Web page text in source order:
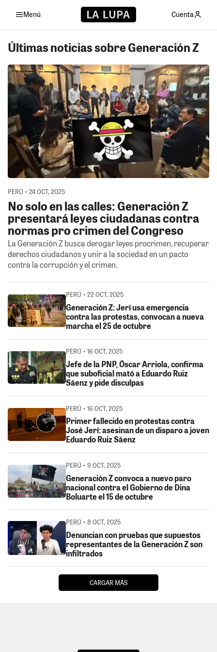
Menú Cuenta
Últimas noticias sobre Generación Z
PERÚ • 24 OCT, 2025
No solo en las calles: Generación Z
presentará leyes ciudadanas contra
normas pro crimen del Congreso
La Generación Z busca derogar leyes procrimen, recuperar
derechos ciudadanos y unir a la sociedad en un pacto
contra la corrupción y el crimen.
PERÚ • 22 OCT, 2025
Generación Z: Jerí usa emergencia
contra las protestas, convocan a nueva
marcha el 25 de octubre
PERÚ • 16 OCT, 2025
Jefe de la PNP, Óscar Arriola, confirma
que suboficial mató a Eduardo Ruiz
Sáenz y pide disculpas
PERÚ • 16 OCT, 2025
Primer fallecido en protestas contra
José Jerí: asesinan de un disparo a joven
Eduardo Ruiz Sáenz
PERÚ • 9 OCT, 2025
Generación Z convoca a nuevo paro
nacional contra el Gobierno de Dina
Boluarte el 15 de octubre
PERÚ • 8 OCT, 2025
Denuncian con pruebas que supuestos
representantes de la Generación Z son
infiltrados
CARGAR MÁS